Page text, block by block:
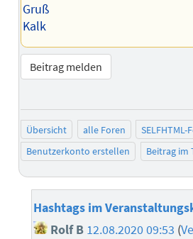
Gruß
Kalk
Beitrag melden
Übersicht alle Foren SELFHTML-
Benutzerkonto erstellen
Beitrag im
Hashtags im
Rolf B 12.08.2020 09:53 (